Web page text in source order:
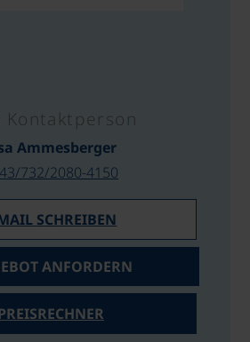
Kontaktperson
Ammesberger
732/2080-4150
SCHREIBEN
ANFORDERN